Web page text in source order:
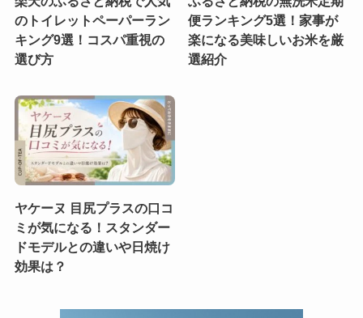
のトイレットペーパーラン
キング9選！コスパ重視の
選び方
便ランキング5選！家事が
楽になる美味しいお米を厳
選紹介
ヤケーヌ 目尻プラスの口コ
ミが気になる！スタンダー
ドモデルとの違いや日焼け
効果は？